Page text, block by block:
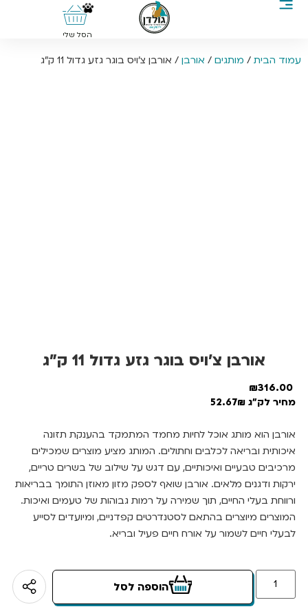
0
הסל שלי
עמוד הבית / מותגים / אורבן / אורבן צ’ויס בוגר גזע גדול 11 ק”ג
אורבן צ’ויס בוגר גזע גדול 11 ק”ג
316.00
₪
מחיר לק"ג 52.67₪
אורבן הוא מותג אוכל לחיות מחמד המתמקד בהענקת תזונה
איכותית ובריאה לכלבים וחתולים. המותג מציע מוצרים שמכילים
מרכיבים טבעיים ואיכותיים, עם דגש על שילוב של בשרים טריים,
ירקות ודגנים מלאים. אורבן שואף לספק מזון מאוזן התומך בבריאות
ורווחת בעלי החיים, תוך שמירה על רמות גבוהות של טעמים ואיכות.
המוצרים מיוצרים בהתאם לסטנדרטים קפדניים, ומיועדים לסייע
לבעלי חיים לשמור על אורח חיים פעיל ובריא.
הוספה לסל